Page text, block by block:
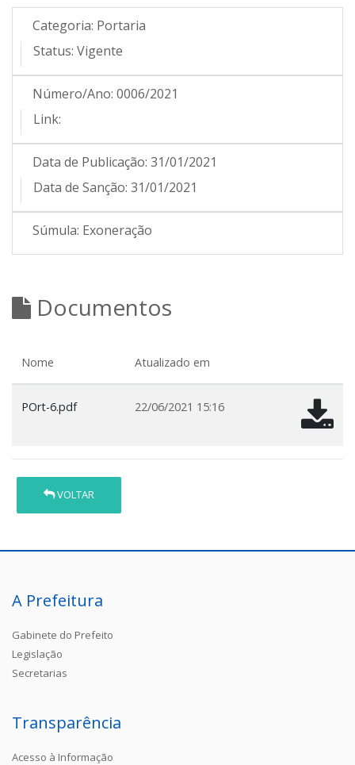
Categoria: Portaria
Status: Vigente
Número/Ano: 0006/2021
Link:
Data de Publicação: 31/01/2021
Data de Sanção: 31/01/2021
Súmula: Exoneração
Documentos
Nome Atualizado em
POrt-6.pdf 22/06/2021 15:16
VOLTAR
A Prefeitura
Gabinete do Prefeito
Legislação
Secretarias
Transparência
Acesso à Informação